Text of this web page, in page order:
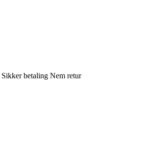
Sikker betaling Nem retur